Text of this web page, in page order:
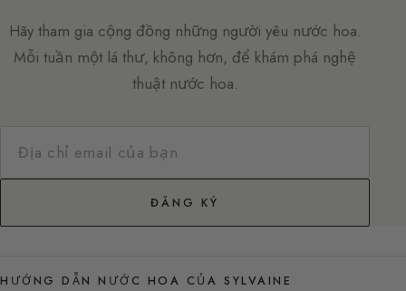
Hãy tham gia cộng đồng những người yêu nước hoa.
Mỗi tuần một lá thư, không hơn, để khám phá nghệ
thuật nước hoa.
ĐĂNG KÝ
HƯỚNG DẪN NƯỚC HOA CỦA SYLVAINE